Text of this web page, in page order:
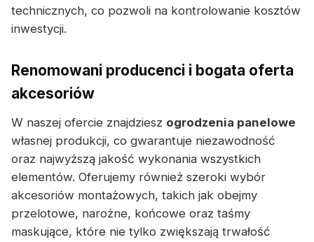
technicznych, co pozwoli na kontrolowanie kosztów
inwestycji.
Renomowani producenci i bogata oferta
akcesoriów
W naszej ofercie znajdziesz ogrodzenia panelowe
własnej produkcji, co gwarantuje niezawodność
oraz najwyższą jakość wykonania wszystkich
elementów. Oferujemy również szeroki wybór
akcesoriów montażowych, takich jak obejmy
przelotowe, narożne, końcowe oraz taśmy
maskujące, które nie tylko zwiększają trwałość